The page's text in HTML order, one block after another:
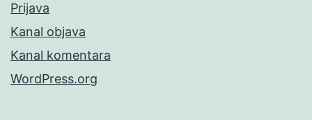
Prijava
Kanal objava
Kanal komentara
WordPress.org